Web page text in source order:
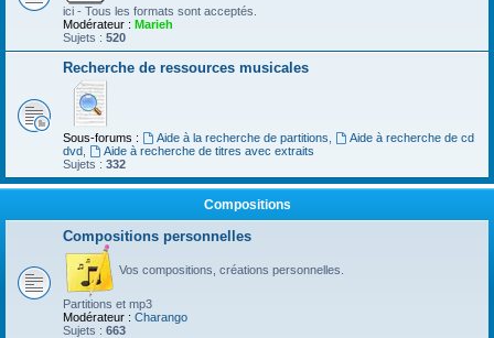
ici - Tous les formats sont acceptés.
Modérateur : Marieh
Sujets : 520
Recherche de ressources musicales
Sous-forums : Aide à la recherche de partitions
Aide à recherche de cd
dvd
Aide à recherche de titres avec extraits
Sujets : 332
Compositions
Compositions personnelles
Vos compositions, créations personnelles.
Partitions et mp3
Modérateur : Charango
Sujets : 663